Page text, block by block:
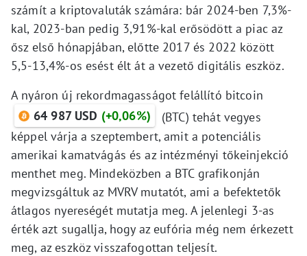
számít a kriptovaluták számára: bár 2024-ben 7,3%-
kal, 2023-ban pedig 3,91%-kal erősödött a piac az
ősz első hónapjában, előtte 2017 és 2022 között
5,5-13,4%-os esést élt át a vezető digitális eszköz.
A nyáron új rekordmagasságot felállító bitcoin
64 987 USD (+0,06%)
(BTC) tehát vegyes
képpel várja a szeptembert, amit a potenciális
amerikai kamatvágás és az intézményi tőkeinjekció
menthet meg. Mindeközben a BTC grafikonján
megvizsgáltuk az MVRV mutatót, ami a befektetők
átlagos nyereségét mutatja meg. A jelenlegi 3-as
érték azt sugallja, hogy az eufória még nem érkezett
meg, az eszköz visszafogottan teljesít.